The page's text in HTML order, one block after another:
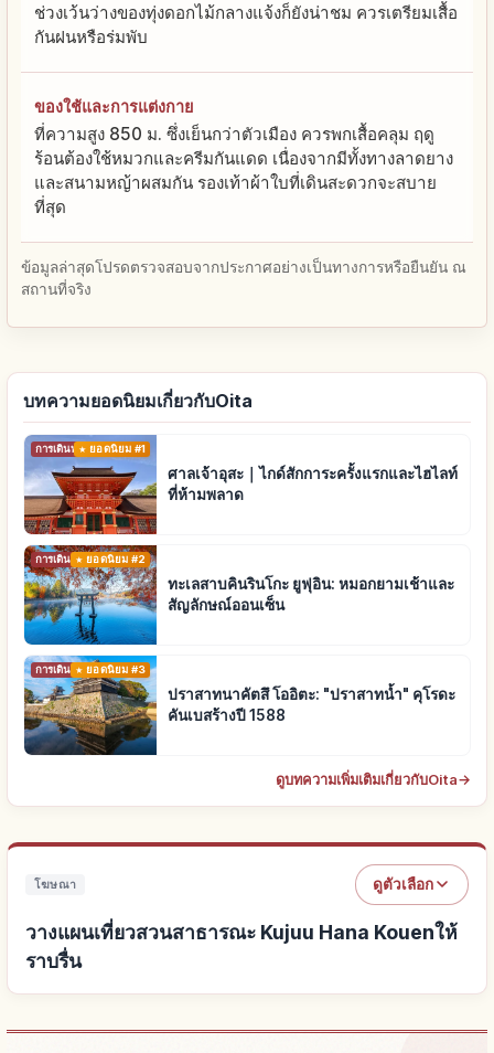
ช่วงเว้นว่างของทุ่งดอกไม้กลางแจ้งก็ยังน่าชม ควรเตรียมเสื้อ
กันฝนหรือร่มพับ
ของใช้และการแต่งกาย
ที่ความสูง 850 ม. ซึ่งเย็นกว่าตัวเมือง ควรพกเสื้อคลุม ฤดู
ร้อนต้องใช้หมวกและครีมกันแดด เนื่องจากมีทั้งทางลาดยาง
และสนามหญ้าผสมกัน รองเท้าผ้าใบที่เดินสะดวกจะสบาย
ที่สุด
ข้อมูลล่าสุดโปรดตรวจสอบจากประกาศอย่างเป็นทางการหรือยืนยัน ณ
สถานที่จริง
บทความยอดนิยมเกี่ยวกับOita
การเดินทาง ยอดนิยม #1
ศาลเจ้าอุสะ｜ไกด์สักการะครั้งแรกและไฮไลท์
ที่ห้ามพลาด
การเดินทางยอดนิยม #2
ทะเลสาบคินรินโกะ ยูฟุอิน: หมอกยามเช้าและ
สัญลักษณ์ออนเซ็น
การเดินทางยอดนิยม #3
ปราสาทนาคัตสึ โออิตะ: "ปราสาทน้ำ" คุโรดะ
คันเบสร้างปี 1588
ดูบทความเพิ่มเติมเกี่ยวกับOita→
โฆษณา ดูตัวเลือก
วางแผนเที่ยวสวนสาธารณะ Kujuu Hana Kouenให้
ราบรื่น